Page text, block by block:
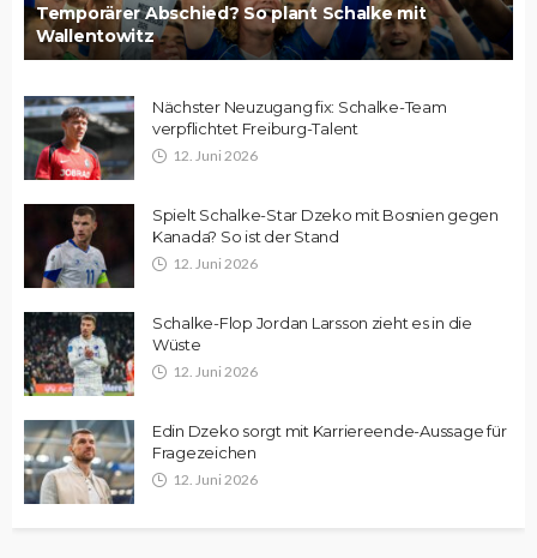
Temporärer Abschied? So plant Schalke mit
Wallentowitz
Nächster Neuzugang fix: Schalke-Team
verpflichtet Freiburg-Talent
12. Juni 2026
Spielt Schalke-Star Dzeko mit Bosnien gegen
Kanada? So ist der Stand
12. Juni 2026
Schalke-Flop Jordan Larsson zieht es in die
Wüste
12. Juni 2026
Edin Dzeko sorgt mit Karriereende-Aussage für
Fragezeichen
12. Juni 2026